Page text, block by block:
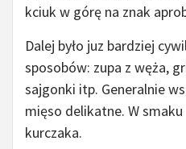
kciuk w górę na znak
Dalej było juz bardziej
sposobów: zupa z węża,
sajgonki itp. Generalnie
mięso delikatne. W
kurczaka.